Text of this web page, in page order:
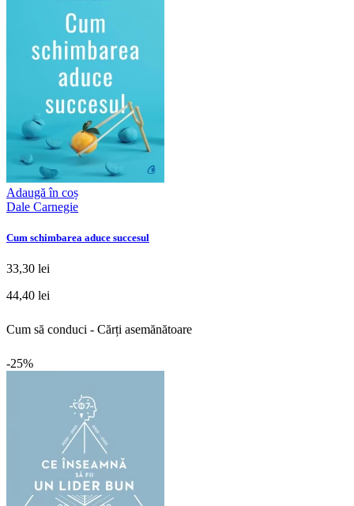
Adaugă în coș
Dale Carnegie
Cum schimbarea aduce succesul
33,30 lei
44,40 lei
Cum să conduci - Cărți asemănătoare
-25%